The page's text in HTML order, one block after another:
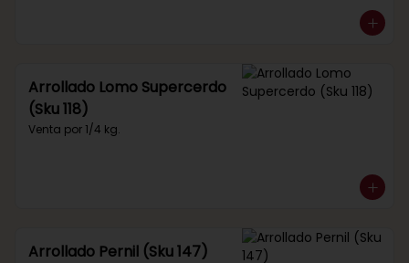
Arrollado Lomo Supercerdo
(Sku 118)
Venta por 1/4 kg.
Arrollado Pernil (Sku 147)